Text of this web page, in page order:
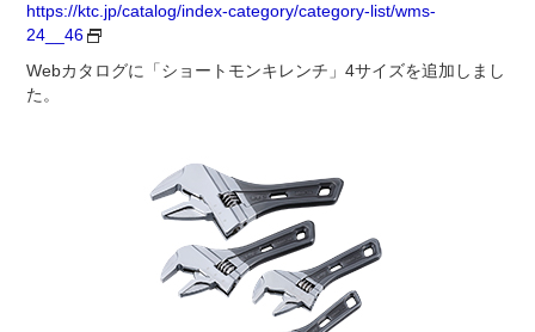
https://ktc.jp/catalog/index-category/category-list/wms-
24__46
Webカタログに「ショートモンキレンチ」4サイズを追加しまし
た。